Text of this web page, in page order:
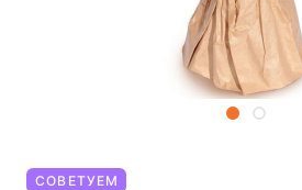
СОВЕТУЕМ